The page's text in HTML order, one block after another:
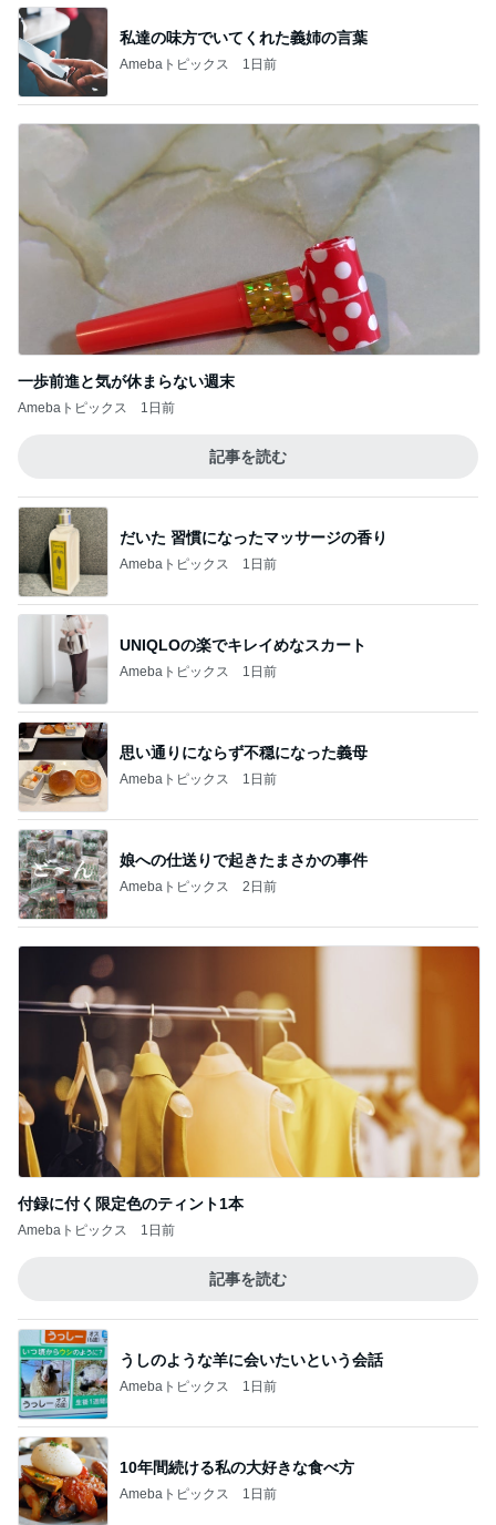
私達の味方でいてくれた義姉の言葉
Amebaトピックス 1日前
一歩前進と気が休まらない週末
Amebaトピックス 1日前
記事を読む
だいた 習慣になったマッサージの香り
Amebaトピックス 1日前
UNIQLOの楽でキレイめなスカート
Amebaトピックス 1日前
思い通りにならず不穏になった義母
Amebaトピックス 1日前
娘への仕送りで起きたまさかの事件
Amebaトピックス 2日前
付録に付く限定色のティント1本
Amebaトピックス 1日前
記事を読む
うしのような羊に会いたいという会話
Amebaトピックス 1日前
10年間続ける私の大好きな食べ方
Amebaトピックス 1日前